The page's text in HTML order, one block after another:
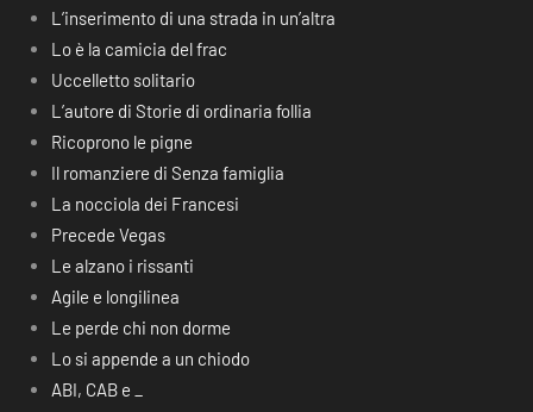
L’inserimento di una strada in un’altra
Lo è la camicia del frac
Uccelletto solitario
L’autore di Storie di ordinaria follia
Ricoprono le pigne
Il romanziere di Senza famiglia
La nocciola dei Francesi
Precede Vegas
Le alzano i rissanti
Agile e longilinea
Le perde chi non dorme
Lo si appende a un chiodo
ABI, CAB e _